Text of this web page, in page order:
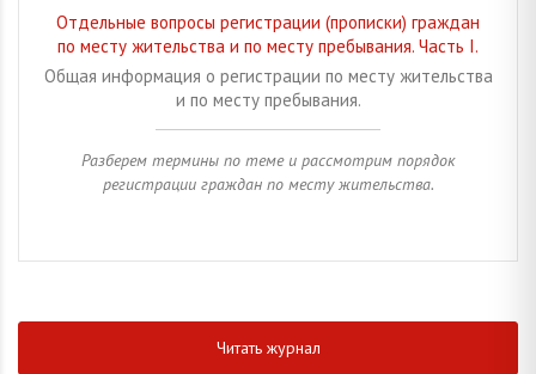
Отдельные вопросы регистрации (прописки) граждан
по месту жительства и по месту пребывания. Часть I.
Общая информация о регистрации по месту жительства
и по месту пребывания.
Разберем термины по теме и рассмотрим порядок
регистрации граждан по месту жительства.
Читать журнал